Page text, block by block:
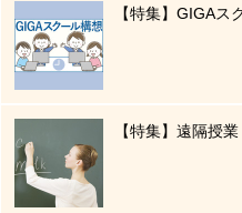
【特集】GIGAス
【特集】遠隔授業